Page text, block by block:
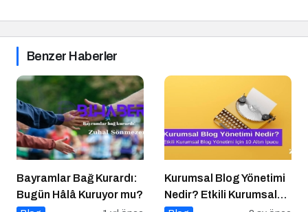
Benzer Haberler
Bayramlar Bağ Kurardı:
Bugün Hâlâ Kuruyor mu?
Kurumsal Blog Yönetimi
Nedir? Etkili Kurumsal